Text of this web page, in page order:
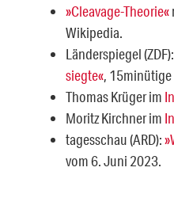
»Cleavage-Theorie«
Wikipedia.
Länderspiegel (ZDF):
siegte«,
Thomas Krüger im
Moritz Kirchner im
tagesschau (ARD):
vom 6. Juni 2023.